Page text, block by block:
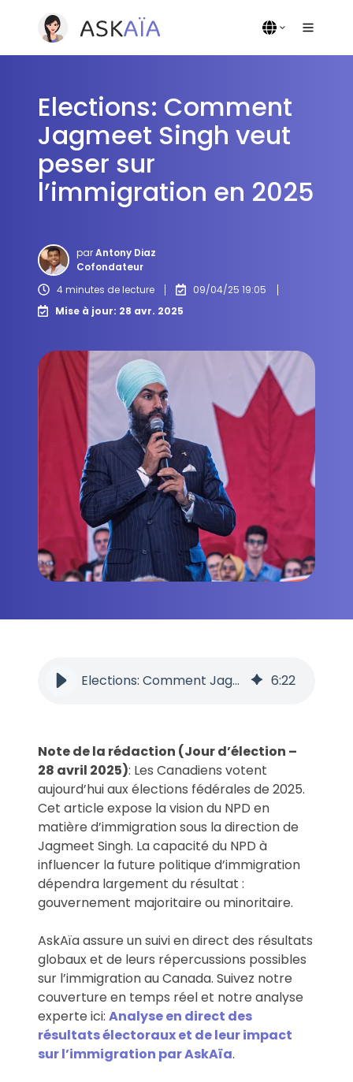
Elections: Comment
Jagmeet Singh veut
peser sur
l’immigration en 2025
parAntony Diaz
Cofondateur
4 minutes de lecture
09/04/25 19:05
Mise à jour: 28 avr. 2025
Elections: Comment Jagmeet Singh veut peser sur l’immigration en 2025 6:22
Note de la rédaction (Jour d’élection –
28 avril 2025): Les Canadiens votent
aujourd’hui aux élections fédérales de 2025.
Cet article expose la vision du NPD en
matière d’immigration sous la direction de
Jagmeet Singh. La capacité du NPD à
influencer la future politique d’immigration
dépendra largement du résultat :
gouvernement majoritaire ou minoritaire.
AskAïa assure un suivi en direct des résultats
globaux et de leurs répercussions possibles
sur l’immigration au Canada. Suivez notre
couverture en temps réel et notre analyse
experte ici: Analyse en direct des
résultats électoraux et de leur impact
sur l’immigration par AskAïa.